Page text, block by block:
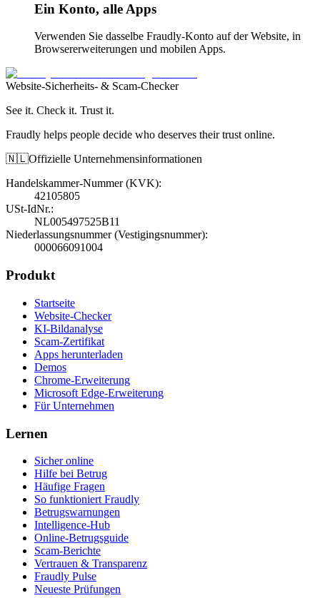
Ein Konto, alle Apps
Verwenden Sie dasselbe Fraudly-Konto auf der Website, in
Browsererweiterungen und mobilen Apps.
Website-Sicherheits- & Scam-Checker
See it. Check it. Trust it.
Fraudly helps people decide who deserves their trust online.
🇳🇱Offizielle Unternehmensinformationen
Handelskammer-Nummer (KVK):
42105805
USt-IdNr.:
NL005497525B11
Niederlassungsnummer (Vestigingsnummer):
000066091004
Produkt
Startseite
Website-Checker
KI-Bildanalyse
Scam-Zertifikat
Apps herunterladen
Demos
Chrome-Erweiterung
Microsoft Edge-Erweiterung
Für Unternehmen
Lernen
Sicher online
Hilfe bei Betrug
Häufige Fragen
So funktioniert Fraudly
Betrugswarnungen
Intelligence-Hub
Online-Betrugsguide
Scam-Berichte
Vertrauen & Transparenz
Fraudly Pulse
Neueste Prüfungen